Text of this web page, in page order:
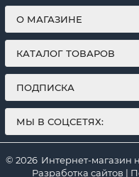
О МАГАЗИНЕ
КАТАЛОГ ТОВАРОВ
ПОДПИСКА
МЫ В СОЦСЕТЯХ:
© 2026 Интернет-магазин
Разработка сайтов |